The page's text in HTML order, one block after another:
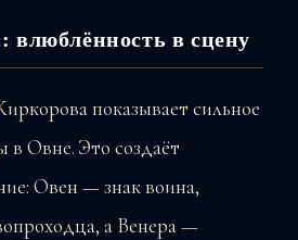
влюблённость в сцену
показывает сильное
в Овне. Это создаёт
Овен — знак воина,
а Венера —